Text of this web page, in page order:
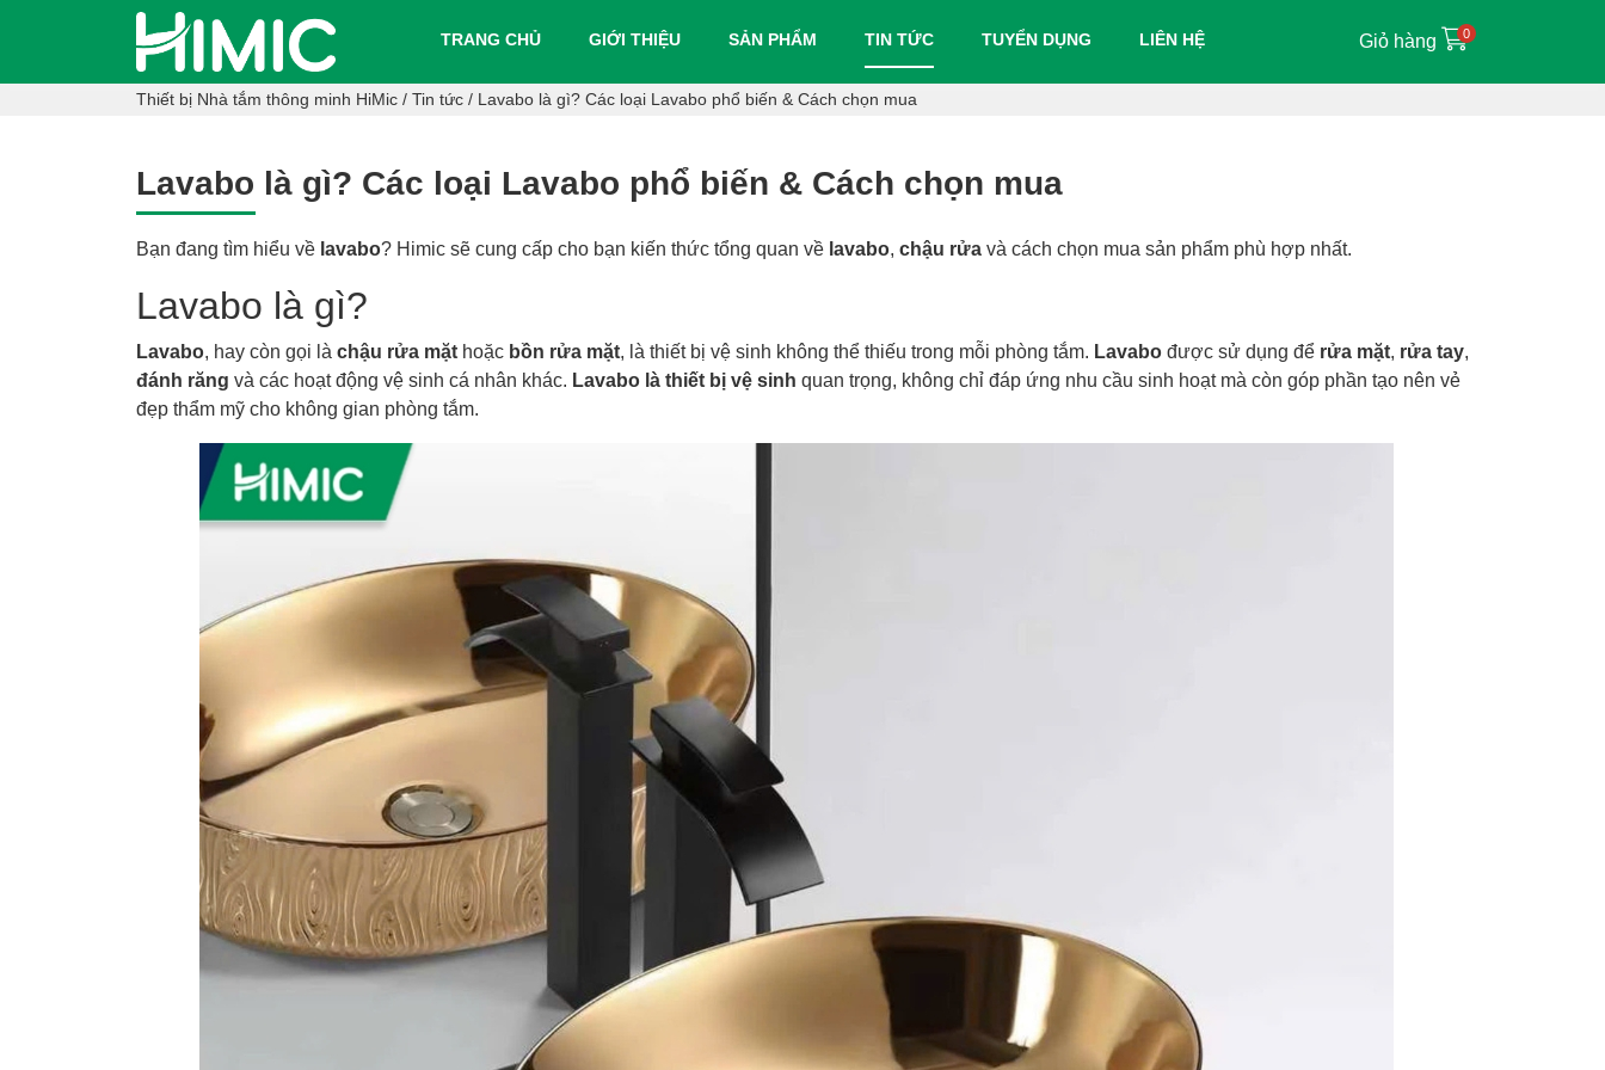
TRANG CHỦ GIỚI THIỆU SẢN PHẨM TIN TỨC TUYỂN DỤNG LIÊN HỆ Giỏ hàng 0
Thiết bị Nhà tắm thông minh HiMic / Tin tức / Lavabo là gì? Các loại Lavabo phổ biến & Cách chọn mua
Lavabo là gì? Các loại Lavabo phổ biến & Cách chọn mua
Bạn đang tìm hiểu về lavabo? Himic sẽ cung cấp cho bạn kiến thức tổng quan về lavabo, chậu rửa và cách chọn mua sản phẩm phù hợp nhất.
Lavabo là gì?
Lavabo, hay còn gọi là chậu rửa mặt hoặc bồn rửa mặt, là thiết bị vệ sinh không thể thiếu trong mỗi phòng tắm. Lavabo được sử dụng để rửa mặt, rửa tay,
đánh răng và các hoạt động vệ sinh cá nhân khác. Lavabo là thiết bị vệ sinh quan trọng, không chỉ đáp ứng nhu cầu sinh hoạt mà còn góp phần tạo nên vẻ
đẹp thẩm mỹ cho không gian phòng tắm.